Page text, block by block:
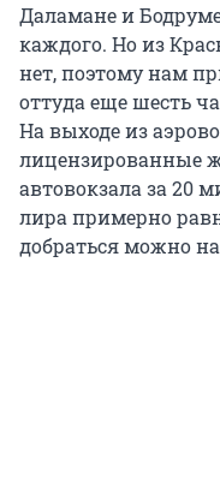
Даламане и
каждого. Но из
нет, поэтому нам
оттуда еще шесть
На выходе из
лицензированные
автовокзала за 20
лира примерно
добраться можно